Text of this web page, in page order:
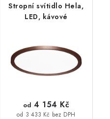
Stropní svítidlo Hela,
LED, kávové
od 3 433 Kč bez DPH
od 4 154 Kč